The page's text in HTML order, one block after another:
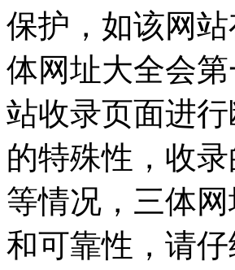
保护，如该网
体网址大全会
站收录页面进
的特殊性，收
等情况，三体
和可靠性，请